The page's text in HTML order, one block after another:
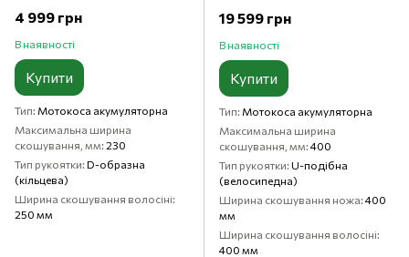
4 999 грн
В наявності
Купити
Тип Мотокоса акумуляторна
Максимальна ширина
скошування, мм 230
Тип рукоятки D-образна
(кільцева)
Ширина скошування волосіні
250 мм
19 599 грн
В наявності
Купити
Тип Мотокоса акумуляторна
Максимальна ширина
скошування, мм 400
Тип рукоятки U-подібна
(велосипедна)
Ширина скошування ножа 400
мм
Ширина скошування волосіні
400 мм